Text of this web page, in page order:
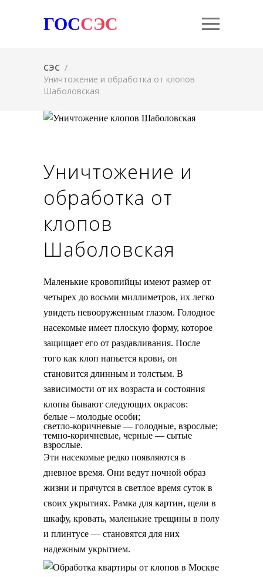
ГОССЭС
СЭС /
Уничтожение и обработка от клопов
Шаболовская
Уничтожение и
обработка от
клопов
Шаболовская
Маленькие кровопийцы имеют размер от
четырех до восьми миллиметров, их легко
увидеть невооруженным глазом. Голодное
насекомые имеет плоскую форму, которое
защищает его от раздавливания. После
того как клоп напьется крови, он
становится длинным и толстым. В
зависимости от их возраста и состояния
клопы бывают следующих окрасов:
белые – молодые особи;
светло-коричневые — голодные, взрослые;
темно-коричневые, черные — сытые
взрослые.
Эти насекомые редко появляются в
дневное время. Они ведут ночной образ
жизни и прячутся в светлое время суток в
своих укрытиях. Рамка для картин, щели в
шкафу, кровать, маленькие трещины в полу
и плинтусе — становятся для них
надежным укрытием.